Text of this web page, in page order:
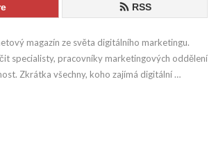
RSS
magazín ze světa digitálního marketingu.
specialisty, pracovníky marketingových oddělení
Zkrátka všechny, koho zajímá digitální